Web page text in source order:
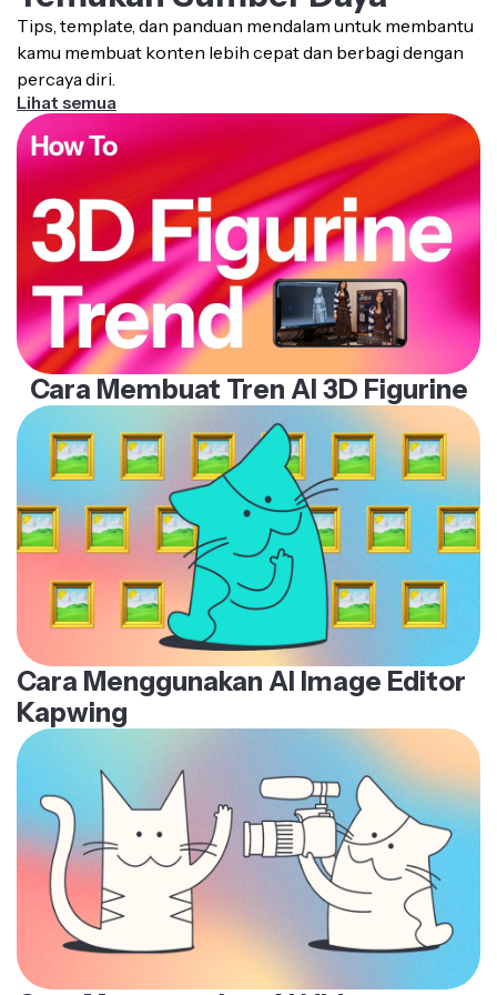
Tips, template, dan panduan mendalam untuk membantu
kamu membuat konten lebih cepat dan berbagi dengan
percaya diri.
Lihat semua
Cara Membuat Tren AI 3D Figurine
Cara Menggunakan AI Image Editor
Kapwing